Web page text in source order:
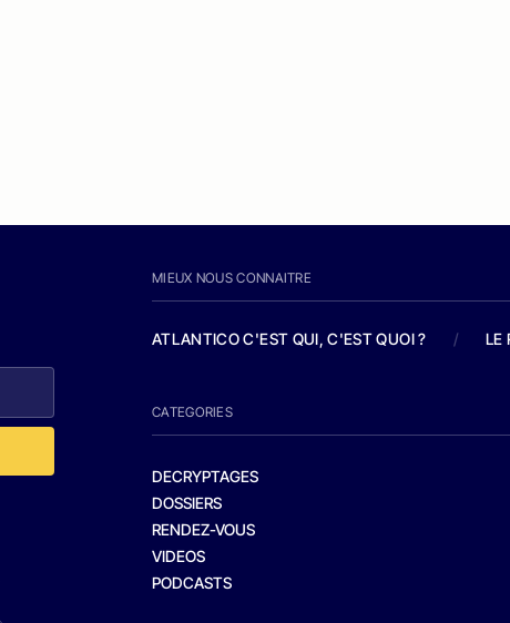
MIEUX NOUS CONNAITRE
ATLANTICO C'EST QUI, C'EST QUOI ? / LE
CATEGORIES
DECRYPTAGES
DOSSIERS
RENDEZ-VOUS
VIDEOS
PODCASTS